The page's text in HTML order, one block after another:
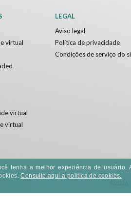
virtual
virtual
virtual
LEGAL
Aviso legal
Política de privacidade
Condições de serviço do
tenha a melhor experiência de
Consulte aqui a política de cookies.